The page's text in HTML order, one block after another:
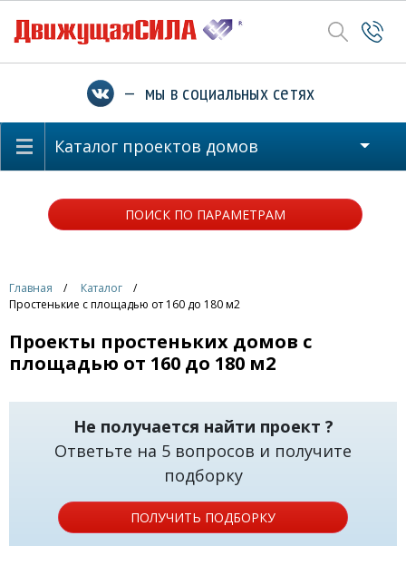
— мы в социальных сетях
Каталог проектов домов
ПОИСК ПО ПАРАМЕТРАМ
Главная
Каталог
Простенькие с площадью от 160 до 180 м2
Проекты простеньких домов с
площадью от 160 до 180 м2
Не получается найти проект ?
Ответьте на 5 вопросов и получите
подборку
ПОЛУЧИТЬ ПОДБОРКУ